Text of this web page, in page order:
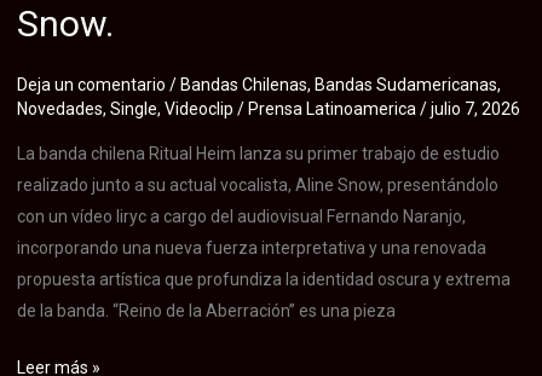
Snow.
Deja un comentario /Bandas Chilenas, Bandas Sudamericanas,
Novedades, Single, Videoclip /Prensa Latinoamerica /julio 7, 2026
La banda chilena Ritual Heim lanza su primer trabajo de estudio
realizado junto a su actual vocalista, Aline Snow, presentándolo
con un vídeo liryc a cargo del audiovisual Fernando Naranjo,
incorporando una nueva fuerza interpretativa y una renovada
propuesta artística que profundiza la identidad oscura y extrema
de la banda. “Reino de la Aberración” es una pieza
Ritual
Leer más »